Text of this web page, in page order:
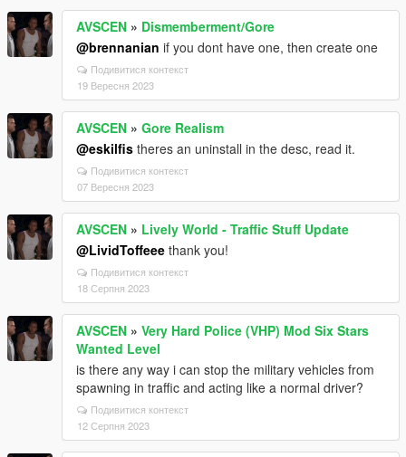
AVSCEN » Dismemberment/Gore
@brennanian if you dont have one, then create one
Подивитися контекст
19 Вересня 2023
AVSCEN » Gore Realism
@eskilfis theres an uninstall in the desc, read it.
Подивитися контекст
07 Вересня 2023
AVSCEN » Lively World - Traffic Stuff Update
@LividToffeee thank you!
Подивитися контекст
18 Серпня 2023
AVSCEN » Very Hard Police (VHP) Mod Six Stars
Wanted Level
is there any way i can stop the military vehicles from
spawning in traffic and acting like a normal driver?
Подивитися контекст
12 Серпня 2023